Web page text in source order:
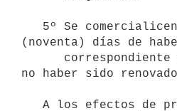
(noventa) días de
no haber sido